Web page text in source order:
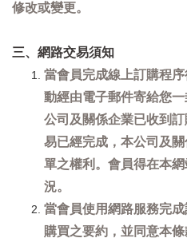
修改或變更。
三、網路交易須知
當會員完成線上訂購程
動經由電子郵件寄給您
公司及關係企業已收到
易已經完成，本公司及
單之權利。會員得在本
況。
當會員使用網路服務完
購買之要約，並同意本